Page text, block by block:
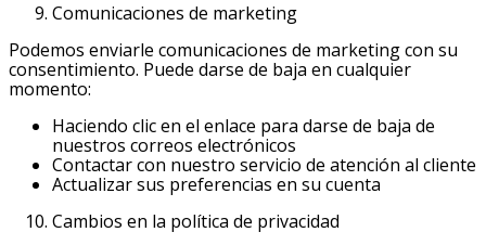
Comunicaciones de marketing
Podemos enviarle comunicaciones de marketing con su
consentimiento. Puede darse de baja en cualquier
momento:
Haciendo clic en el enlace para darse de baja de
nuestros correos electrónicos
Contactar con nuestro servicio de atención al cliente
Actualizar sus preferencias en su cuenta
Cambios en la política de privacidad